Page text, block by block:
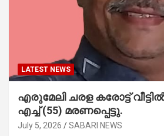
LATEST NEWS
എരുമേലി ചരള കരോട്ട്
എച്ച് (55) മരണപ്പെട്ടു.
July 5, 2026 SABARI NEWS